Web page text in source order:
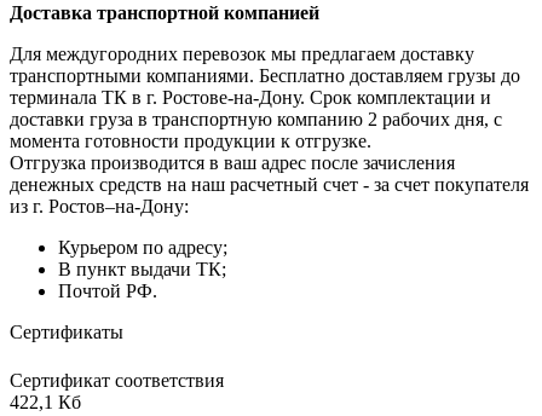
Доставка транспортной компанией
Для междугородних перевозок мы предлагаем доставку
транспортными компаниями. Бесплатно доставляем грузы до
терминала ТК в г. Ростове-на-Дону. Срок комплектации и
доставки груза в транспортную компанию 2 рабочих дня, с
момента готовности продукции к отгрузке.
Отгрузка производится в ваш адрес после зачисления
денежных средств на наш расчетный счет - за счет покупателя
из г. Ростов–на-Дону:
Курьером по адресу;
В пункт выдачи ТК;
Почтой РФ.
Сертификаты
Сертификат соответствия
422,1 Кб